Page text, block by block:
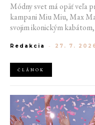
Módny svet má opäť veľa
kampani Miu Miu, Max
svojim ikonickým
a v San Franciscu
Redakcia - 27. 7.
ČLÁNOK